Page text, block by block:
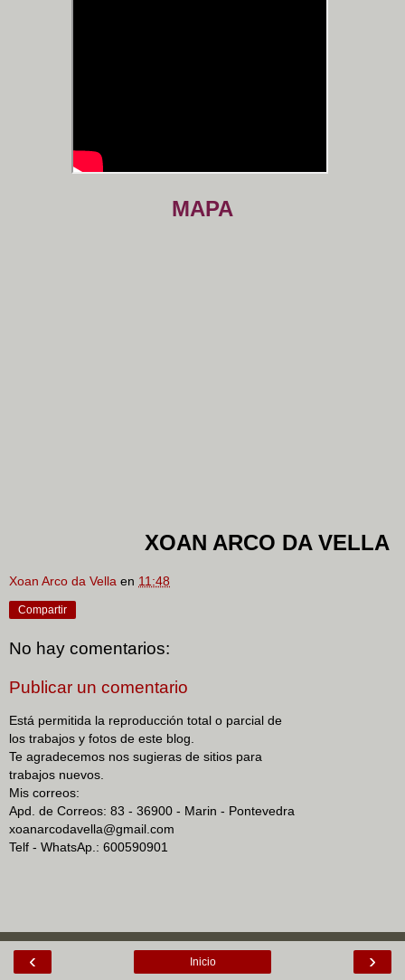
MAPA
XOAN ARCO DA VELLA
Xoan Arco da Vella en 11:48
Compartir
No hay comentarios:
Publicar un comentario
Está permitida la reproducción total o parcial de
los trabajos y fotos de este blog.
Te agradecemos nos sugieras de sitios para
trabajos nuevos.
Mis correos:
Apd. de Correos: 83 - 36900 - Marin - Pontevedra
xoanarcodavella@gmail.com
Telf - WhatsAp.: 600590901
‹ ›
Inicio